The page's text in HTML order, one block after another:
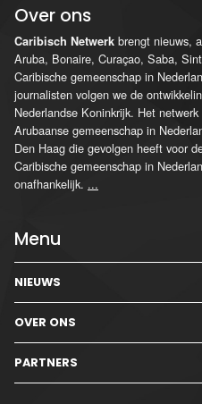
Over ons
Caribisch Netwerk brengt nieuws,
Aruba, Bonaire, Curaçao, Saba,
Caribische gemeenschap in
journalisten volgen we de
Nederlandse Koninkrijk. Het
Arubaanse gemeenschap in
Den Haag die gevolgen heeft voor
Caribische gemeenschap in
onafhankelijk. ...
Menu
NIEUWS
OVER ONS
PARTNERS